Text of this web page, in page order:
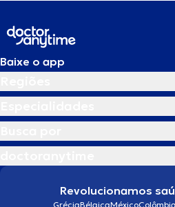
Baixe o app
Revolucionamos
GréciaBélgicaMéxicoColômbia